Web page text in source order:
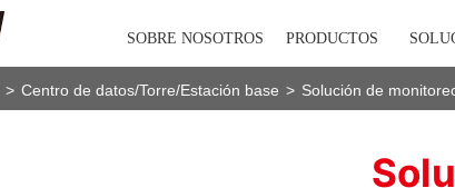
SOBRE NOSOTROS PRODUCTOS
> Centro de datos/Torre/Estación base > Solución de